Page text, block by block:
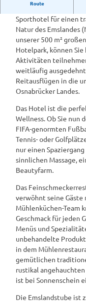
Route
Das Romantikhotel
Sporthotel für einen
Natur des Emslandes
unserer 500 m²
Hotelpark, können
Aktivitäten
weitläufig
Reitausflügen in die
Osnabrücker Landes.
Das Hotel ist die
Wellness. Ob Sie nun
FIFA-genormten
Tennis- oder
nur einen
sinnlichen Massage,
Beautyfarm.
Das
verwöhnt seine
Mühlenküchen-Team
Geschmack für jeden
Menüs und
unbehandelte
in dem
gemütlichen
rustikal
ist bei Sonnenschein
Die Emslandstube ist